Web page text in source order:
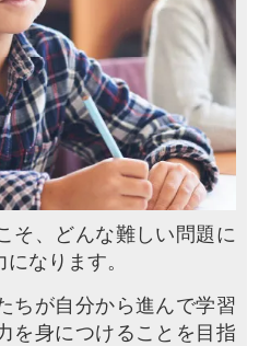
そ、どんな難しい問題に
なります。
ちが自分から進んで学習
を身につけることを目指